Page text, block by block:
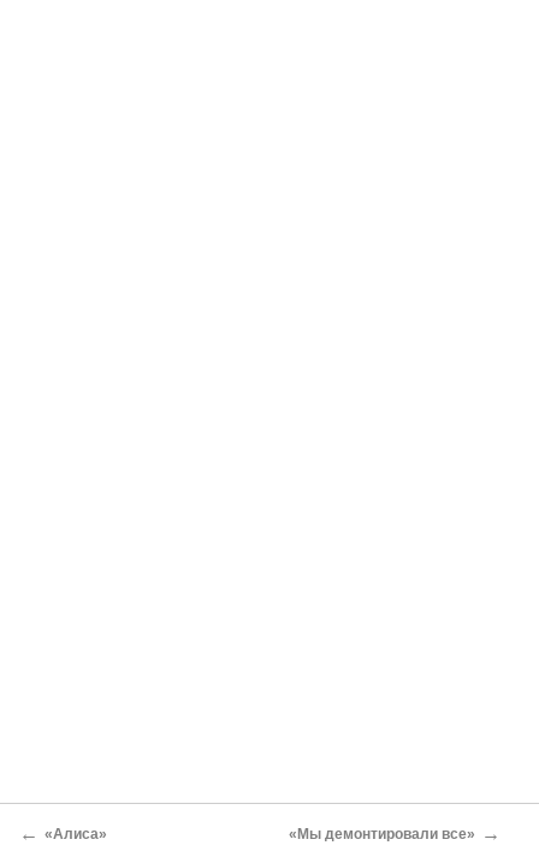
← «Алиса» «Мы демонтировали все» →